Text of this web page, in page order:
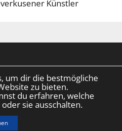
Künstler
Künstler e.V. |
|Vita Daten |
✨ byeilders.de
um dir die bestmögliche
zu bieten.
du erfahren, welche
sie ausschalten.